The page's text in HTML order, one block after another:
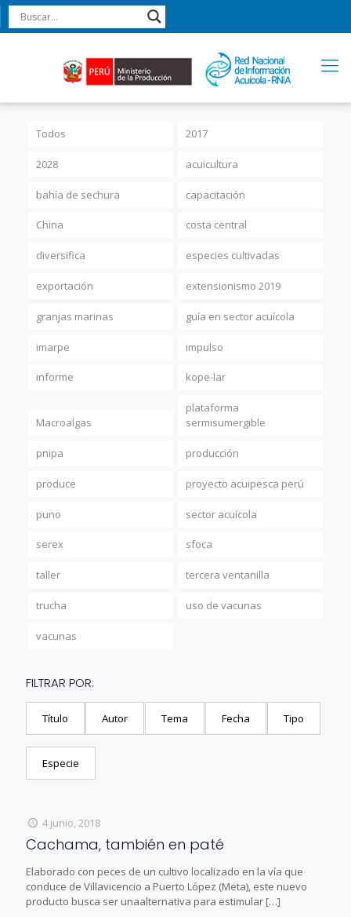
Todos 2017
2028 acuicultura
bahía de sechura capacitación
China costa central
diversifica especies cultivadas
exportación extensionismo 2019
granjas marinas guía en sector acuícola
imarpe impulso
informe kope-lar
Macroalgas
plataforma
sermisumergible
pnipa producción
produce proyecto acuipesca perú
puno sector acuícola
serex sfoca
taller tercera ventanilla
trucha uso de vacunas
vacunas
FILTRAR POR:
Título Autor Tema Fecha Tipo
Especie
4 junio, 2018
Cachama, también en paté
Elaborado con peces de un cultivo localizado en la vía que
conduce de Villavicencio a Puerto López (Meta), este nuevo
producto busca ser unaalternativa para estimular […]